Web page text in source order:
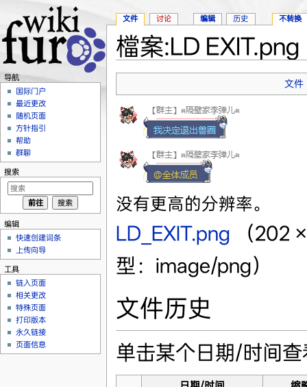
檔案:LD EXIT.png
文件
没有更高的分辨率。
LD_EXIT.png
（202
型：image/png）
文件历史
单击某个日期/时间
文件 讨论 编辑 历史 不转换
导航
国际门户
最近更改
随机页面
方针指引
帮助
群聊
搜索
编辑
快速创建词条
上传向导
工具
链入页面
相关更改
特殊页面
打印版本
永久链接
页面信息